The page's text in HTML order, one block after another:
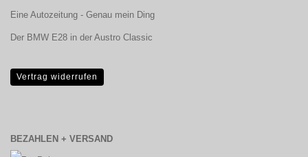
Eine Autozeitung - Genau mein Ding
Der BMW E28 in der Austro Classic
Vertrag widerrufen
BEZAHLEN + VERSAND